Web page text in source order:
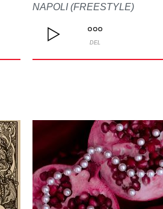
NAPOLI (FREESTYLE)
DEL